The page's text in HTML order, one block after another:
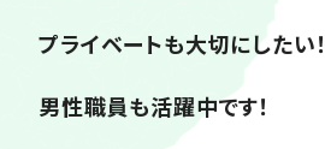
プライベートも大切にしたい！
男性職員も活躍中です！